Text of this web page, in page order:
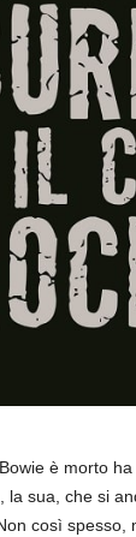
è morto
la sua, che si
così spesso,